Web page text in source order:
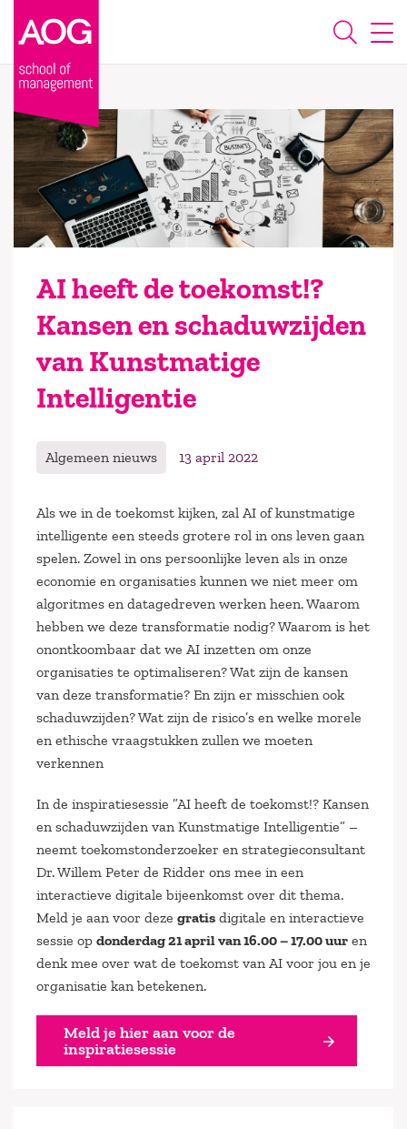
AI heeft de toekomst!?
Kansen en schaduwzijden
van Kunstmatige
Intelligentie
Algemeen nieuws 13 april 2022
Als we in de toekomst kijken, zal AI of kunstmatige
intelligente een steeds grotere rol in ons leven gaan
spelen. Zowel in ons persoonlijke leven als in onze
economie en organisaties kunnen we niet meer om
algoritmes en datagedreven werken heen. Waarom
hebben we deze transformatie nodig? Waarom is het
onontkoombaar dat we AI inzetten om onze
organisaties te optimaliseren? Wat zijn de kansen
van deze transformatie? En zijn er misschien ook
schaduwzijden? Wat zijn de risico’s en welke morele
en ethische vraagstukken zullen we moeten
verkennen
In de inspiratiesessie ”AI heeft de toekomst!? Kansen
en schaduwzijden van Kunstmatige Intelligentie” –
neemt toekomstonderzoeker en strategieconsultant
Dr. Willem Peter de Ridder ons mee in een
interactieve digitale bijeenkomst over dit thema.
Meld je aan voor deze gratis digitale en interactieve
sessie op donderdag 21 april van 16.00 – 17.00 uur en
denk mee over wat de toekomst van AI voor jou en je
organisatie kan betekenen.
Meld je hier aan voor de
inspiratiesessie